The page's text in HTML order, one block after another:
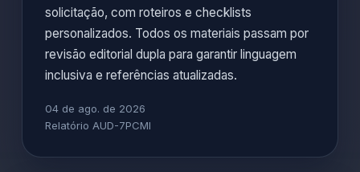
solicitação, com roteiros e checklists
personalizados. Todos os materiais passam por
revisão editorial dupla para garantir linguagem
inclusiva e referências atualizadas.
04 de ago. de 2026
Relatório AUD-7PCMI